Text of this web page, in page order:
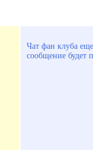
Чат фан клуба
сообщение будет